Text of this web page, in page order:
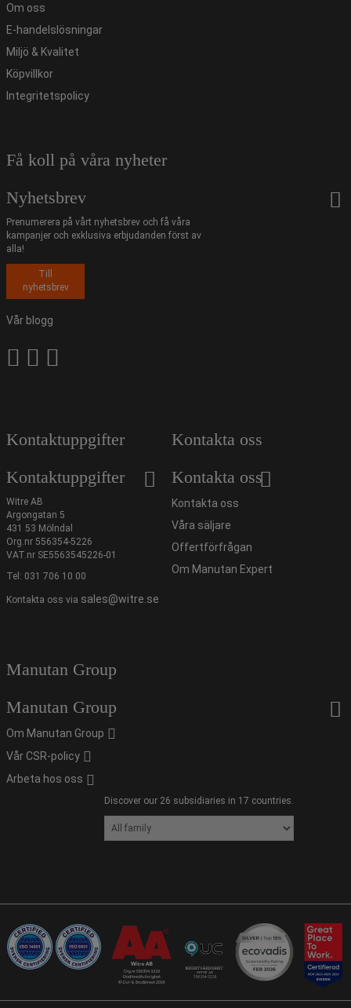
Om oss
E-handelslösningar
Miljö & Kvalitet
Köpvillkor
Integritetspolicy
Få koll på våra nyheter
Nyhetsbrev
Prenumerera på vårt nyhetsbrev och få våra
kampanjer och exklusiva erbjudanden först av
alla!
Till
nyhetsbrev
Vår blogg
Kontaktuppgifter
Kontaktuppgifter
Witre AB
Argongatan 5
431 53 Mölndal
Org.nr 556354-5226
VAT.nr SE5563545226-01
Tel: 031 706 10 00
Kontakta oss via sales@witre.se
Kontakta oss
Kontakta oss
Kontakta oss
Våra säljare
Offertförfrågan
Om Manutan Expert
Manutan Group
Manutan Group
Om Manutan Group
Vår CSR-policy
Arbeta hos oss
Discover our 26 subsidiaries in 17 countries.